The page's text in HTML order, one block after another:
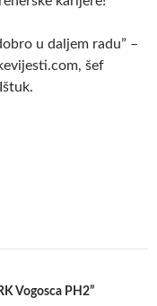
u daljem radu” –
šef
Vogosca PH2”